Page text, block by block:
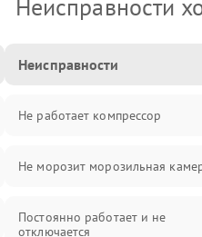
Неисправности
Неисправности
Не работает компрессор
Не морозит морозильная
Постоянно работает и не
отключается